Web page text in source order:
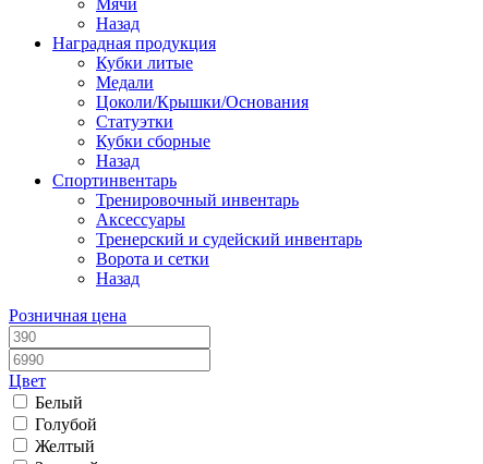
Назад
Наградная продукция
Кубки литые
Медали
Цоколи/Крышки/Основания
Статуэтки
Кубки сборные
Назад
Спортинвентарь
Тренировочный инвентарь
Аксессуары
Тренерский и судейский инвентарь
Ворота и сетки
Назад
Розничная цена
Цвет
Белый
Голубой
Желтый